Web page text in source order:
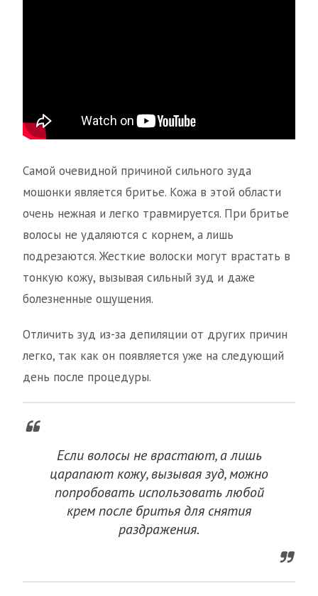
Самой очевидной причиной сильного зуда
мошонки является бритье. Кожа в этой области
очень нежная и легко травмируется. При бритье
волосы не удаляются с корнем, а лишь
подрезаются. Жесткие волоски могут врастать в
тонкую кожу, вызывая сильный зуд и даже
болезненные ощущения.
Отличить зуд из-за депиляции от других причин
легко, так как он появляется уже на следующий
день после процедуры.
Если волосы не врастают, а лишь
царапают кожу, вызывая зуд, можно
попробовать использовать любой
крем после бритья для снятия
раздражения.